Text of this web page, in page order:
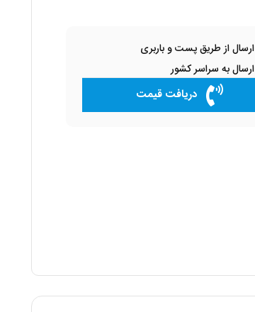
ارسال از طریق پست و باربری
ارسال به سراسر کشور
دریافت قیمت